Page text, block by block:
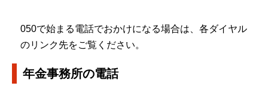
050で始まる電話でおかけになる場合は、各ダイヤル
のリンク先をご覧ください。
年金事務所の電話